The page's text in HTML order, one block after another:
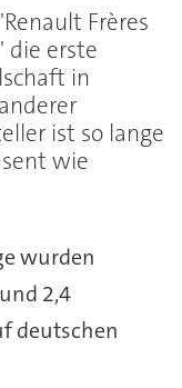
Frères
die erste
in
ist so lange
wie
wurden
2,4
deutschen